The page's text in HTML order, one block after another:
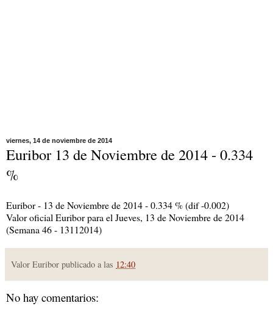
viernes, 14 de noviembre de 2014
Euribor 13 de Noviembre de 2014 - 0.334
%
Euribor - 13 de Noviembre de 2014 - 0.334 % (dif -0.002)
Valor oficial Euribor para el Jueves, 13 de Noviembre de 2014
(Semana 46 - 13112014)
Valor Euribor publicado a las 12:40
No hay comentarios: